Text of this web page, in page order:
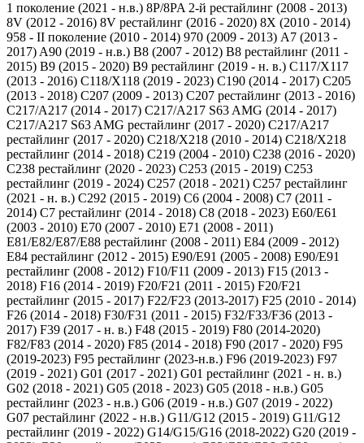
1 поколение (2021 - н.в.) 8P/8PA 2-й рестайлинг (2008 - 2013)
8V (2012 - 2016) 8V рестайлинг (2016 - 2020) 8X (2010 - 2014)
958 - II поколение (2010 - 2014) 970 (2009 - 2013) A7 (2013 -
2017) A90 (2019 - н.в.) B8 (2007 - 2012) B8 рестайлинг (2011 -
2015) B9 (2015 - 2020) B9 рестайлинг (2019 - н. в.) C117/X117
(2013 - 2016) C118/X118 (2019 - 2023) C190 (2014 - 2017) C205
(2013 - 2018) C207 (2009 - 2013) C207 рестайлинг (2013 - 2016)
C217/A217 (2014 - 2017) C217/A217 S63 AMG (2014 - 2017)
C217/A217 S63 AMG рестайлинг (2017 - 2020) C217/A217
рестайлинг (2017 - 2020) C218/X218 (2010 - 2014) C218/X218
рестайлинг (2014 - 2018) C219 (2004 - 2010) C238 (2016 - 2020)
C238 рестайлинг (2020 - 2023) C253 (2015 - 2019) C253
рестайлинг (2019 - 2024) C257 (2018 - 2021) C257 рестайлинг
(2021 - н. в.) C292 (2015 - 2019) C6 (2004 - 2008) C7 (2011 -
2014) C7 рестайлинг (2014 - 2018) C8 (2018 - 2023) E60/E61
(2003 - 2010) E70 (2007 - 2010) E71 (2008 - 2011)
E81/E82/E87/E88 рестайлинг (2008 - 2011) E84 (2009 - 2012)
E84 рестайлинг (2012 - 2015) E90/E91 (2005 - 2008) E90/E91
рестайлинг (2008 - 2012) F10/F11 (2009 - 2013) F15 (2013 -
2018) F16 (2014 - 2019) F20/F21 (2011 - 2015) F20/F21
рестайлинг (2015 - 2017) F22/F23 (2013-2017) F25 (2010 - 2014)
F26 (2014 - 2018) F30/F31 (2011 - 2015) F32/F33/F36 (2013 -
2017) F39 (2017 - н. в.) F48 (2015 - 2019) F80 (2014-2020)
F82/F83 (2014 - 2020) F85 (2014 - 2018) F90 (2017 - 2020) F95
(2019-2023) F95 рестайлинг (2023-н.в.) F96 (2019-2023) F97
(2019 - 2021) G01 (2017 - 2021) G01 рестайлинг (2021 - н. в.)
G02 (2018 - 2021) G05 (2018 - 2023) G05 (2018 - н.в.) G05
рестайлинг (2023 - н.в.) G06 (2019 - н.в.) G07 (2019 - 2022)
G07 рестайлинг (2022 - н.в.) G11/G12 (2015 - 2019) G11/G12
рестайлинг (2019 - 2022) G14/G15/G16 (2018-2022) G20 (2019 -